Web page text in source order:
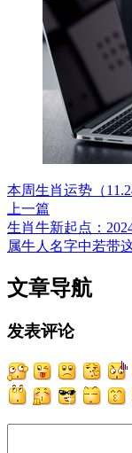
本周生肖运势（
上一篇
生肖牛新起点：
属牛人名字中若带
文章导航
发表评论